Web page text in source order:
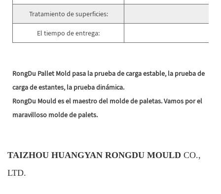
Tratamiento de superficies:
El tiempo de entrega:
RongDu Pallet Mold pasa la prueba de carga estable, la prueba de
carga de estantes, la prueba dinámica.
RongDu Mould es el maestro del molde de paletas. Vamos por el
maravilloso molde de palets.
TAIZHOU HUANGYAN RONGDU MOULD CO.,
LTD.